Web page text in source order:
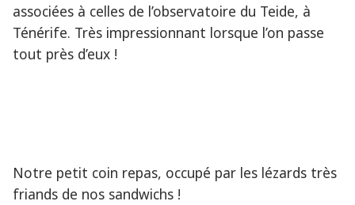
associées à celles de l’observatoire du Teide, à
Ténérife. Très impressionnant lorsque l’on passe
tout près d’eux !
Notre petit coin repas, occupé par les lézards très
friands de nos sandwichs !